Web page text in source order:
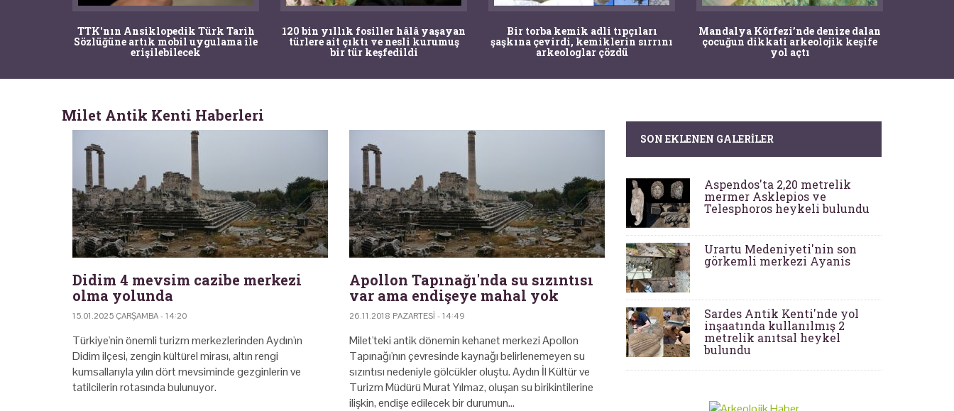
TTK'nın Ansiklopedik Türk Tarih
Sözlüğüne artık mobil uygulama ile
erişilebilecek
120 bin yıllık fosiller hâlâ yaşayan
türlere ait çıktı ve nesli kurumuş
bir tür keşfedildi
Bir torba kemik adli tıpçıları
şaşkına çevirdi, kemiklerin sırrını
arkeologlar çözdü
Mandalya Körfezi’nde denize dalan
çocuğun dikkati arkeolojik keşife
yol açtı
Milet Antik Kenti Haberleri
Didim 4 mevsim cazibe merkezi
olma yolunda
15.01.2025 ÇARŞAMBA - 14:20
Türkiye'nin önemli turizm merkezlerinden Aydın'ın
Didim ilçesi, zengin kültürel mirası, altın rengi
kumsallarıyla yılın dört mevsiminde gezginlerin ve
tatilcilerin rotasında bulunuyor.
Apollon Tapınağı'nda su sızıntısı
var ama endişeye mahal yok
26.11.2018 PAZARTESI - 14:49
Milet'teki antik dönemin kehanet merkezi Apollon
Tapınağı'nın çevresinde kaynağı belirlenemeyen su
sızıntısı nedeniyle gölcükler oluştu. Aydın İl Kültür ve
Turizm Müdürü Murat Yılmaz, oluşan su birikintilerine
ilişkin, endişe edilecek bir durumun…
SON EKLENEN GALERILER
Aspendos'ta 2,20 metrelik
mermer Asklepios ve
Telesphoros heykeli bulundu
Urartu Medeniyeti'nin son
görkemli merkezi Ayanis
Sardes Antik Kenti'nde yol
inşaatında kullanılmış 2
metrelik anıtsal heykel
bulundu